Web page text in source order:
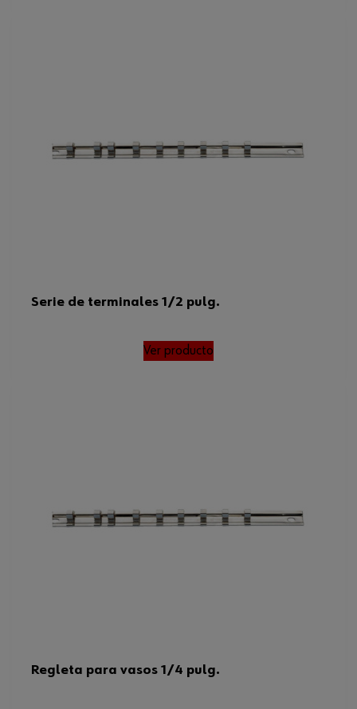
Serie de terminales 1/2 pulg.
Ver producto
Regleta para vasos 1/4 pulg.